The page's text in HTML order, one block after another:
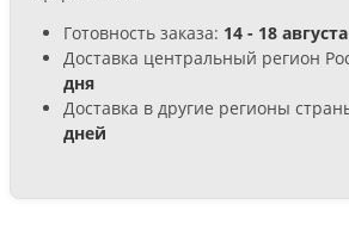
Готовность заказа: 14 - 18 августа
Доставка центральный регион
дня
Доставка в другие регионы
дней